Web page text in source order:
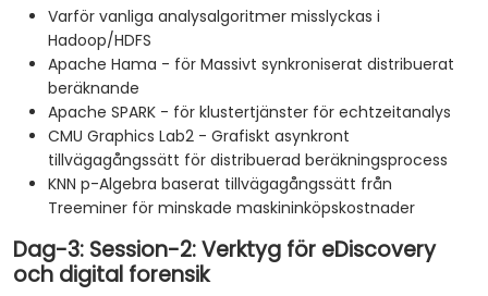
Varför vanliga analysalgoritmer misslyckas i
Hadoop/HDFS
Apache Hama - för Massivt synkroniserat distribuerat
beräknande
Apache SPARK - för klustertjänster för echtzeitanalys
CMU Graphics Lab2 - Grafiskt asynkront
tillvägagångssätt för distribuerad beräkningsprocess
KNN p-Algebra baserat tillvägagångssätt från
Treeminer för minskade maskininköpskostnader
Dag-3: Session-2: Verktyg för eDiscovery
och digital forensik